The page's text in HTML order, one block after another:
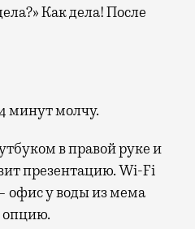
Как дела! После
минут молчу.
в правой руке и
презентацию. Wi-Fi
офис у воды из мема
опцию.